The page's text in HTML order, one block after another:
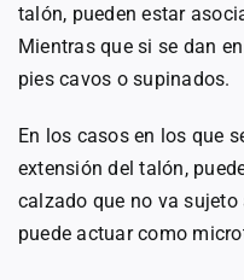
talón, pueden estar
Mientras que si se dan
pies cavos o supinados.
En los casos en los que
extensión del talón,
calzado que no va sujeto
puede actuar como